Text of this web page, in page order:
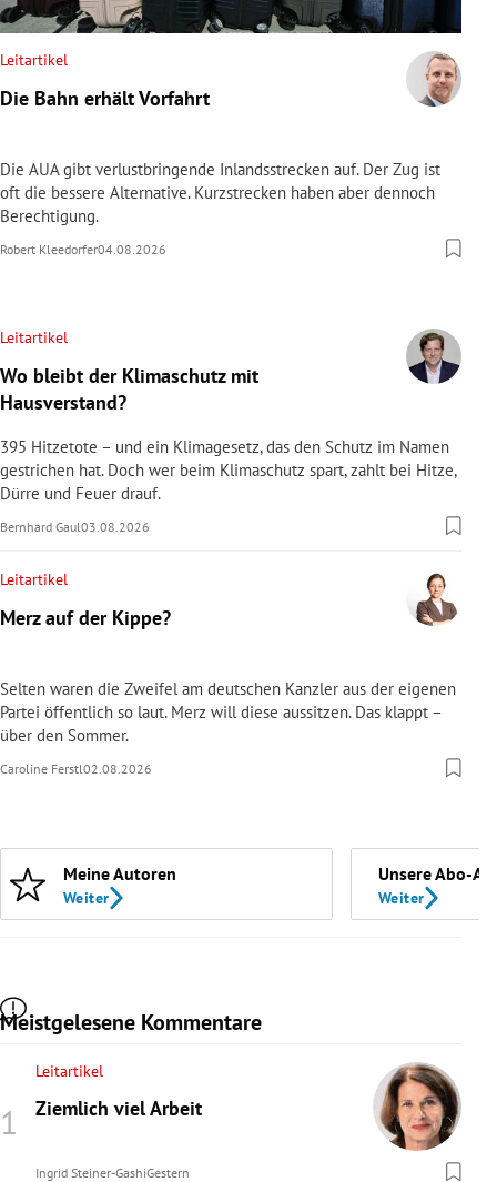
Leitartikel
Die Bahn erhält Vorfahrt
Die AUA gibt verlustbringende Inlandsstrecken auf. Der Zug ist
oft die bessere Alternative. Kurzstrecken haben aber dennoch
Berechtigung.
Robert Kleedorfer04.08.2026
Leitartikel
Wo bleibt der Klimaschutz mit
Hausverstand?
395 Hitzetote – und ein Klimagesetz, das den Schutz im Namen
gestrichen hat. Doch wer beim Klimaschutz spart, zahlt bei Hitze,
Dürre und Feuer drauf.
Bernhard Gaul03.08.2026
Leitartikel
Merz auf der Kippe?
Selten waren die Zweifel am deutschen Kanzler aus der eigenen
Partei öffentlich so laut. Merz will diese aussitzen. Das klappt –
über den Sommer.
Caroline Ferstl02.08.2026
Meine Autoren
Weiter
Unsere Abo-
Weiter
Meistgelesene Kommentare
Leitartikel
Ziemlich viel Arbeit
Ingrid Steiner-GashiGestern